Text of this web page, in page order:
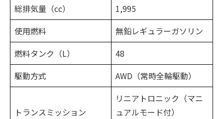
総排気量（cc）
1,995
使用燃料
無鉛レギュラーガソリン
燃料タンク（L）
48
駆動方式
AWD（常時全輪駆動）
トランスミッション
リニアトロニック（マニ
ュアルモード付）